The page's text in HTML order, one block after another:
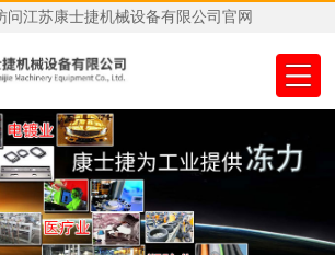
问江苏康士捷机械设备有限公司官网